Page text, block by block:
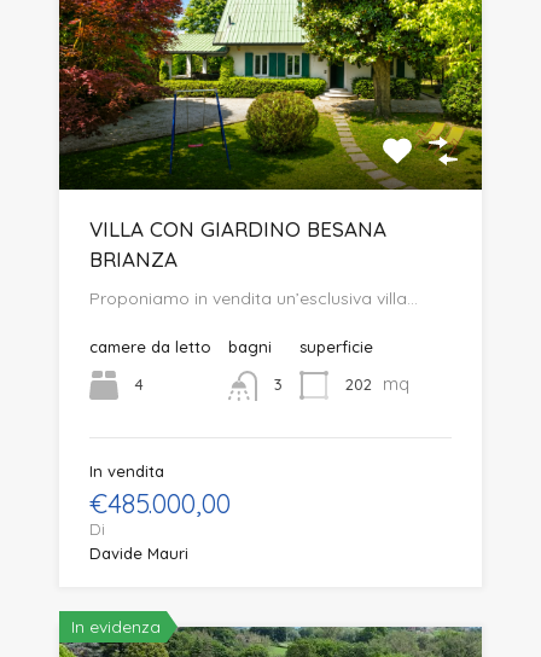
VILLA CON GIARDINO BESANA
BRIANZA
Proponiamo in vendita un’esclusiva villa…
camere da letto
4
bagni
3
superficie
202
mq
In vendita
€485.000,00
Di
Davide Mauri
In evidenza